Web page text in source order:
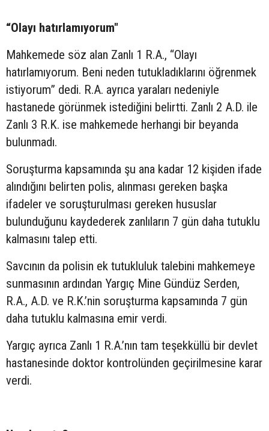
“Olayı hatırlamıyorum"
Mahkemede söz alan Zanlı 1 R.A., “Olayı
hatırlamıyorum. Beni neden tutukladıklarını öğrenmek
istiyorum” dedi. R.A. ayrıca yaraları nedeniyle
hastanede görünmek istediğini belirtti. Zanlı 2 A.D. ile
Zanlı 3 R.K. ise mahkemede herhangi bir beyanda
bulunmadı.
Soruşturma kapsamında şu ana kadar 12 kişiden ifade
alındığını belirten polis, alınması gereken başka
ifadeler ve soruşturulması gereken hususlar
bulunduğunu kaydederek zanlıların 7 gün daha tutuklu
kalmasını talep etti.
Savcının da polisin ek tutukluluk talebini mahkemeye
sunmasının ardından Yargıç Mine Gündüz Serden,
R.A., A.D. ve R.K.’nin soruşturma kapsamında 7 gün
daha tutuklu kalmasına emir verdi.
Yargıç ayrıca Zanlı 1 R.A.’nın tam teşekküllü bir devlet
hastanesinde doktor kontrolünden geçirilmesine karar
verdi.